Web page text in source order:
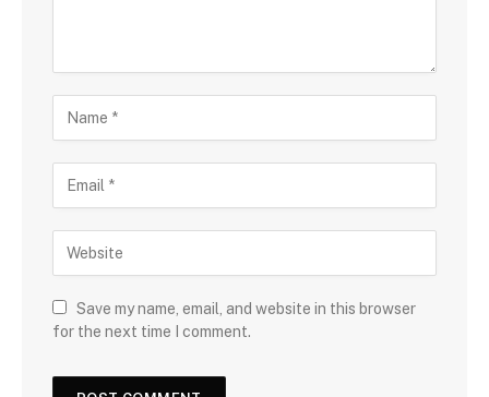
Save my name, email, and website in this browser
for the next time I comment.